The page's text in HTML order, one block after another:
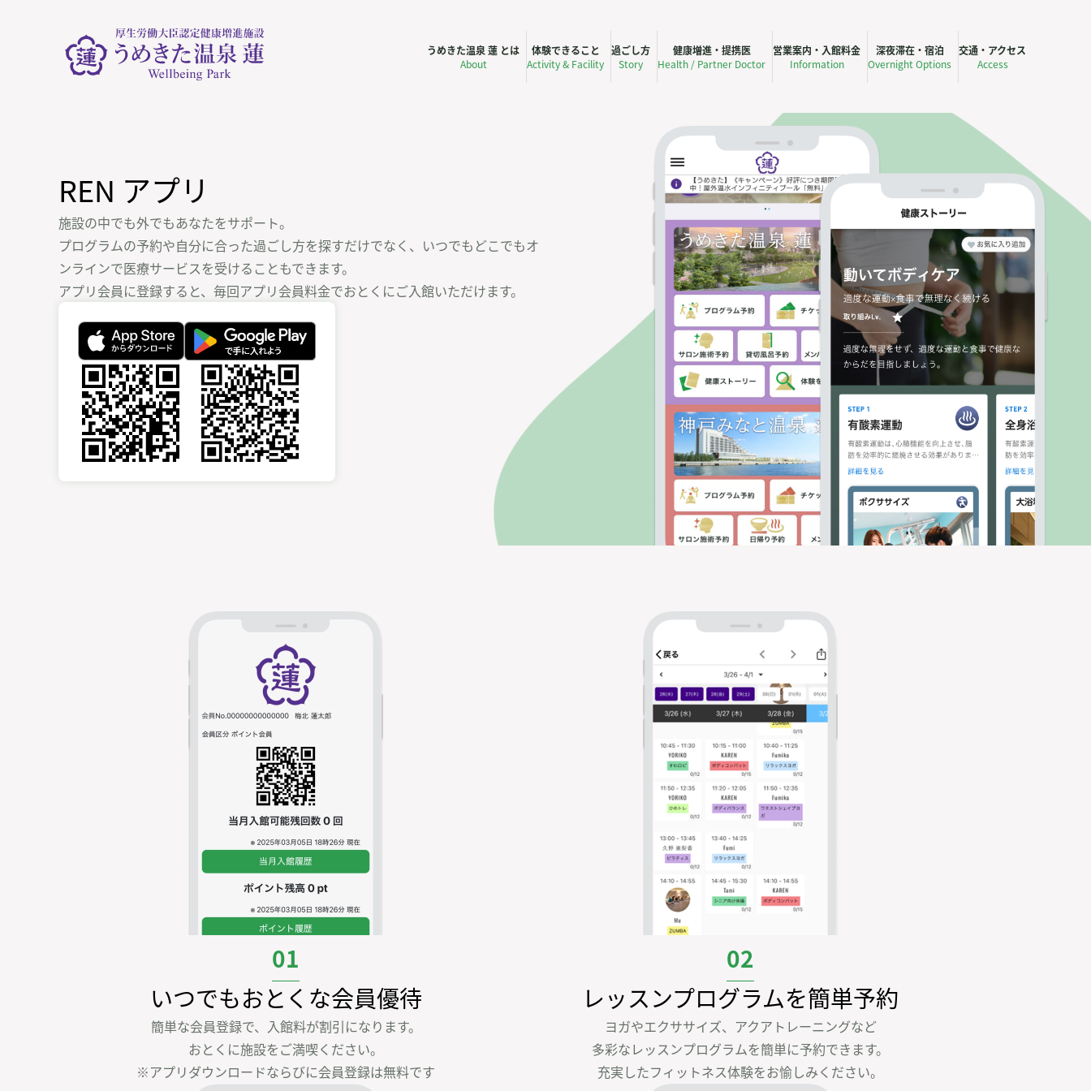
うめきた温泉 蓮 とは
About
体験できること
Activity & Facility
過ごし方
Story
健康増進・提携医
Health / Partner Doctor
営業案内・入館料金
Information
深夜滞在・宿泊
Overnight Options
交通・アクセス
Access
REN アプリ
施設の中でも外でもあなたをサポート。
プログラムの予約や自分に合った過ごし方を探すだけでなく、いつでもどこでもオ
ンラインで医療サービスを受けることもできます。
アプリ会員に登録すると、毎回アプリ会員料金でおとくにご入館いただけます。
01
いつでもおとくな会員優待
簡単な会員登録で、入館料が割引になります。
おとくに施設をご満喫ください。
※アプリダウンロードならびに会員登録は無料です
02
レッスンプログラムを簡単予約
ヨガやエクササイズ、アクアトレーニングなど
多彩なレッスンプログラムを簡単に予約できます。
充実したフィットネス体験をお愉しみください。